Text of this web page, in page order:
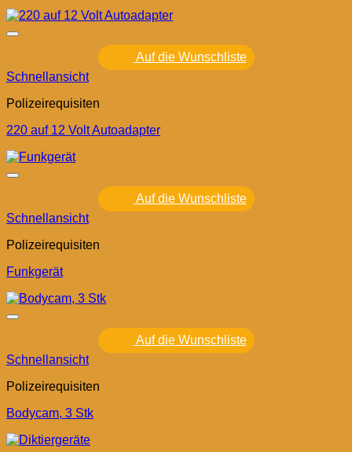
Auf die Wunschliste
Schnellansicht
Polizeirequisiten
220 auf 12 Volt Autoadapter
Auf die Wunschliste
Schnellansicht
Polizeirequisiten
Funkgerät
Auf die Wunschliste
Schnellansicht
Polizeirequisiten
Bodycam, 3 Stk